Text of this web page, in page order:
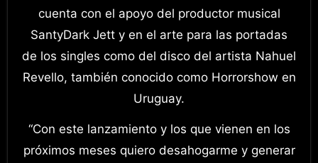
cuenta con el apoyo del productor musical
SantyDark Jett y en el arte para las portadas
de los singles como del disco del artista Nahuel
Revello, también conocido como Horrorshow en
Uruguay.
“Con este lanzamiento y los que vienen en los
próximos meses quiero desahogarme y generar